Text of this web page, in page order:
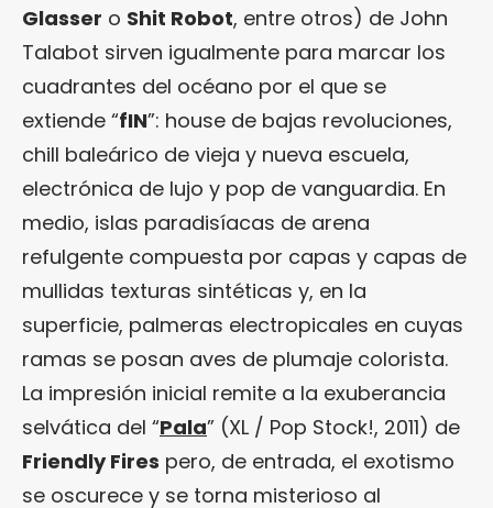
Glasser o Shit Robot, entre otros) de John
Talabot sirven igualmente para marcar los
cuadrantes del océano por el que se
extiende “fIN”: house de bajas revoluciones,
chill baleárico de vieja y nueva escuela,
electrónica de lujo y pop de vanguardia. En
medio, islas paradisíacas de arena
refulgente compuesta por capas y capas de
mullidas texturas sintéticas y, en la
superficie, palmeras electropicales en cuyas
ramas se posan aves de plumaje colorista.
La impresión inicial remite a la exuberancia
selvática del “Pala” (XL / Pop Stock!, 2011) de
Friendly Fires pero, de entrada, el exotismo
se oscurece y se torna misterioso al